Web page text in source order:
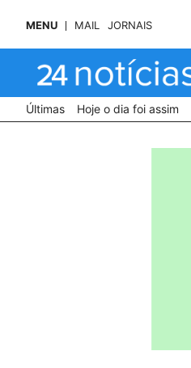
MENU MAIL JORNAIS
Últimas Hoje o dia foi assim